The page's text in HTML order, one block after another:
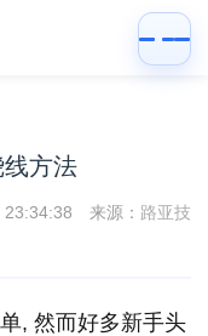
方法
23:34:38 来源： 路亚技
, 然而好多新手头